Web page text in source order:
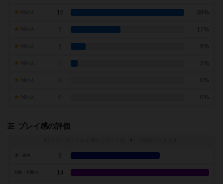
16 39%
7 17%
2 5%
1 2%
0 0%
0 0%
プレイ感の評価
※
9
戦略・判断力 14